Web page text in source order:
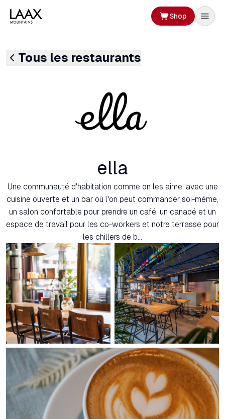
Shop
Tous les restaurants
ella
Une communauté d'habitation comme on les aime, avec une
cuisine ouverte et un bar où l'on peut commander soi-même,
un salon confortable pour prendre un café, un canapé et un
espace de travail pour les co-workers et notre terrasse pour
les chillers de b...